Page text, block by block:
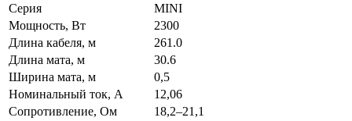
Серия
MINI
Мощность, Вт
2300
Длина кабеля, м
261.0
Длина мата, м
30.6
Ширина мата, м
0,5
Номинальный ток, А
12,06
Сопротивление, Ом
18,2–21,1